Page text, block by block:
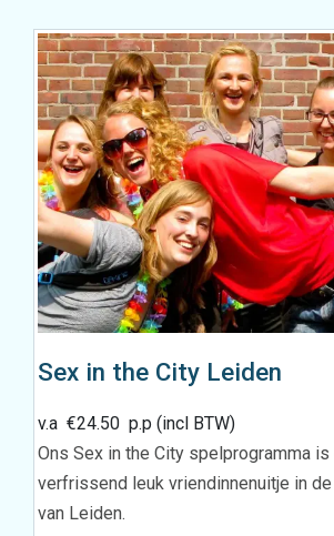
Sex in the City Leiden
v.a€24.50 p.p (incl BTW)
Ons Sex in the City spelprogramma is
verfrissend leuk vriendinnenuitje in
van Leiden.